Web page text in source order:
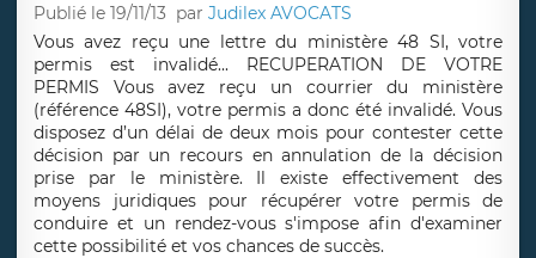
Publié le 19/11/13 parJudilex AVOCATS
Vous avez reçu une lettre du ministère 48 SI, votre
permis est invalidé... RECUPERATION DE VOTRE
PERMIS Vous avez reçu un courrier du ministère
(référence 48SI), votre permis a donc été invalidé. Vous
disposez d’un délai de deux mois pour contester cette
décision par un recours en annulation de la décision
prise par le ministère. Il existe effectivement des
moyens juridiques pour récupérer votre permis de
conduire et un rendez-vous s'impose afin d'examiner
cette possibilité et vos chances de succès.